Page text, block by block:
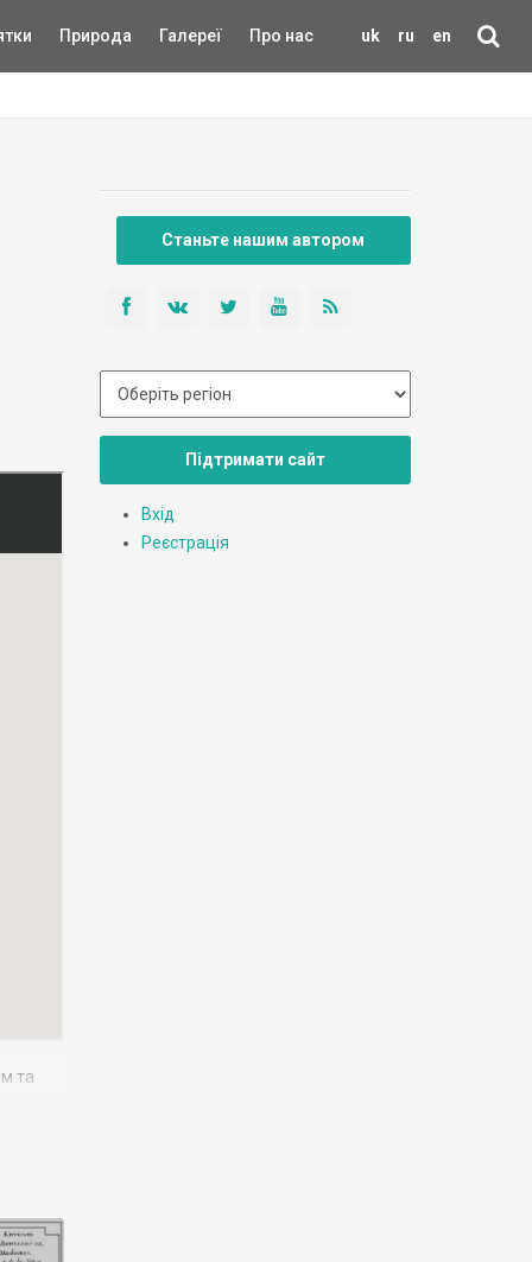
uk ru en
Природа Галереї Про нас
та
Станьте нашим автором
Підтримати сайт
Вхід
Реєстрація